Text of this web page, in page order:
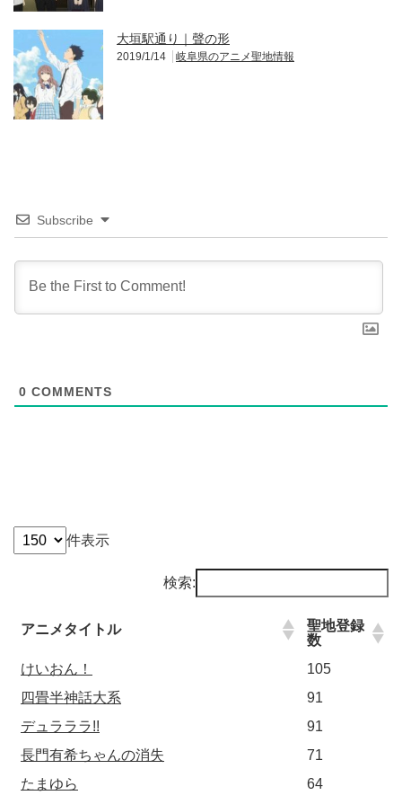
大垣駅通り｜聲の形
2019/1/14 岐阜県のアニメ聖地情報
Subscribe
0 COMMENTS
件表示
検索:
アニメタイトル
聖地登録
数
けいおん！
105
四畳半神話大系
91
デュラララ!!
91
長門有希ちゃんの消失
71
たまゆら
64